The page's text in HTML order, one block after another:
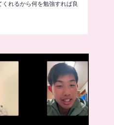
れるから何を勉強すれば良